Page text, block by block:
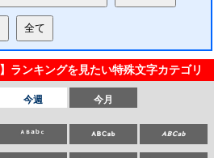
】ランキングを見たい特殊文字カテゴリ
今週 今月